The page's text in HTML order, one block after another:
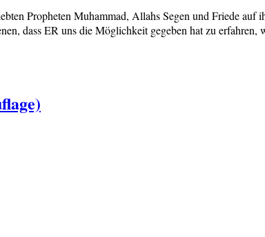
Propheten Muhammad, Allahs Segen und Friede auf
dass ER uns die Möglichkeit gegeben hat zu erfahren,